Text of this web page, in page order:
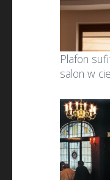
Plafon
salon w